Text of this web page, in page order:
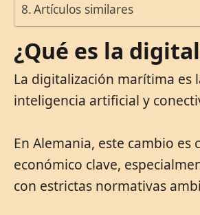
Artículos similares
¿Qué es la
La digitalización marítima es
inteligencia artificial y
En Alemania, este cambio
económico clave,
con estrictas normativas